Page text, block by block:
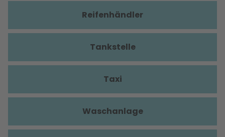
Reifenhändler
Tankstelle
Taxi
Waschanlage